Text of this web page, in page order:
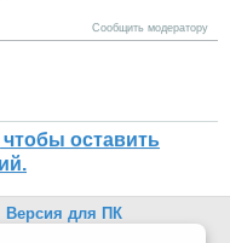
Сообщить модератору
чтобы оставить
Версия для ПК